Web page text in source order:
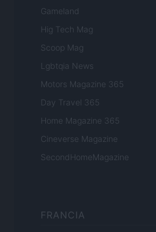
Gameland
Hig Tech Mag
Scoop Mag
Lgbtqia News
Motors Magazine 365
Day Travel 365
Home Magazine 365
Cineverse Magazine
SecondHomeMagazine
FRANCIA